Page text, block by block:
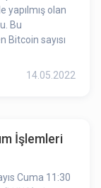
yapılmış olan
Bu
sayısı
14.05.2022
İşlemleri
Cuma 11:30